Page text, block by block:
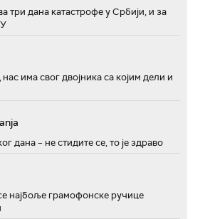
три дана катастрофе у Србији, и за
има свог двојника са којим дели и
дана – не стидите се, то је здраво
најбоље грамофонске ручице